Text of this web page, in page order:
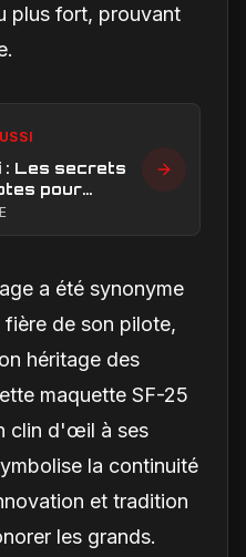
plus fort, prouvant
: Les secrets
pour
la pression
a été synonyme
de son pilote,
héritage des
maquette SF-25
clin d'œil à ses
la continuité
et tradition
les grands.